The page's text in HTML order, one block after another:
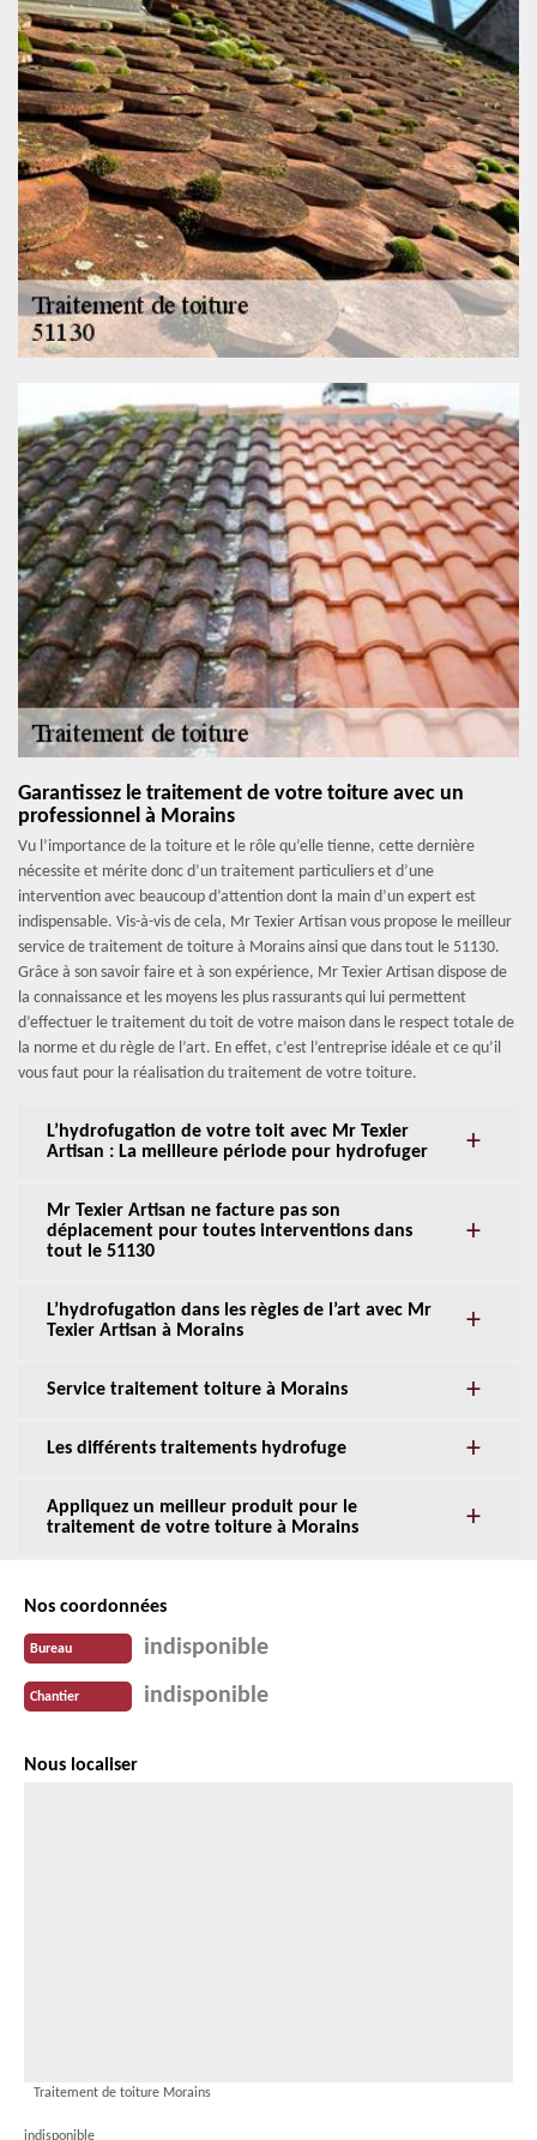
Garantissez le traitement de votre toiture avec un
professionnel à Morains
Vu l’importance de la toiture et le rôle qu’elle tienne, cette dernière
nécessite et mérite donc d’un traitement particuliers et d’une
intervention avec beaucoup d’attention dont la main d’un expert est
indispensable. Vis-à-vis de cela, Mr Texier Artisan vous propose le meilleur
service de traitement de toiture à Morains ainsi que dans tout le 51130.
Grâce à son savoir faire et à son expérience, Mr Texier Artisan dispose de
la connaissance et les moyens les plus rassurants qui lui permettent
d’effectuer le traitement du toit de votre maison dans le respect totale de
la norme et du règle de l’art. En effet, c’est l’entreprise idéale et ce qu’il
vous faut pour la réalisation du traitement de votre toiture.
L’hydrofugation de votre toit avec Mr Texier
Artisan : La meilleure période pour hydrofuger
Mr Texier Artisan ne facture pas son
déplacement pour toutes interventions dans
tout le 51130
L’hydrofugation dans les règles de l’art avec Mr
Texier Artisan à Morains
Service traitement toiture à Morains
Les différents traitements hydrofuge
Appliquez un meilleur produit pour le
traitement de votre toiture à Morains
Nos coordonnées
Bureau indisponible
Chantier indisponible
Nous localiser
Traitement de toiture Morains
indisponible